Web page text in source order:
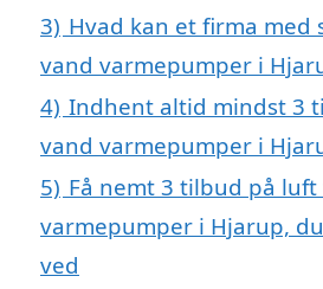
3) Hvad kan et firma med
vand varmepumper i
4) Indhent altid mindst 3
vand varmepumper i
5) Få nemt 3 tilbud på
varmepumper i Hjarup,
ved